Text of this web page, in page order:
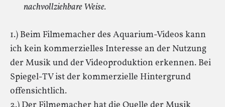
nachvollziehbare Weise.
1.) Beim Filmemacher des Aquarium-Videos kann
ich kein kommerzielles Interesse an der Nutzung
der Musik und der Videoproduktion erkennen. Bei
Spiegel-TV ist der kommerzielle Hintergrund
offensichtlich.